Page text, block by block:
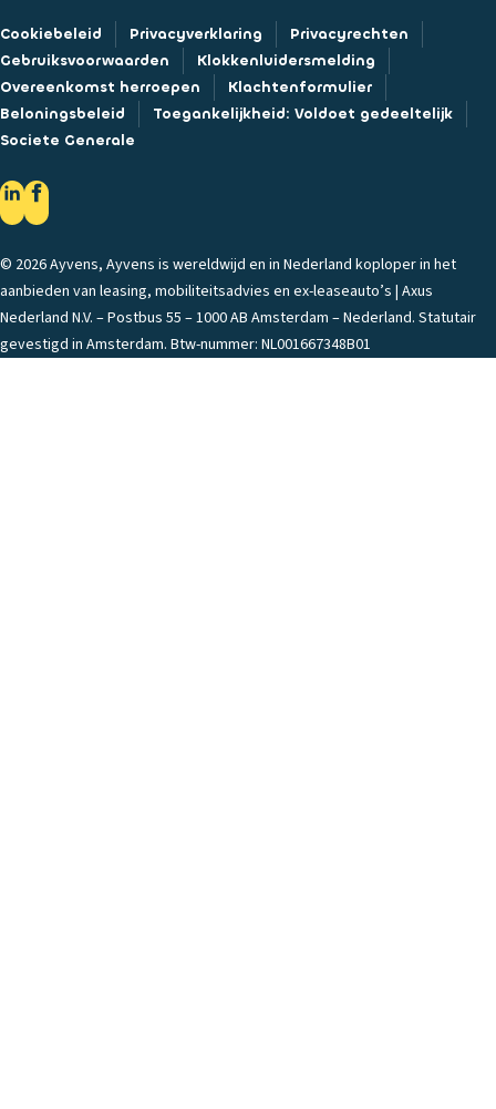
Cookiebeleid Privacyverklaring
Privacyrechten
Gebruiksvoorwaarden
Klokkenluidersmelding
Overeenkomst herroepen
Klachtenformulier
Beloningsbeleid
Toegankelijkheid: Voldoet gedeeltelijk
Societe Generale
© 2026 Ayvens, Ayvens is wereldwijd en in Nederland koploper in het
aanbieden van leasing, mobiliteitsadvies en ex-leaseauto’s | Axus
Nederland N.V. – Postbus 55 – 1000 AB Amsterdam – Nederland. Statutair
gevestigd in Amsterdam. Btw-nummer: NL001667348B01